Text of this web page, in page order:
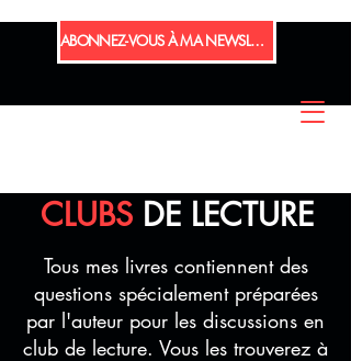
ABONNEZ-VOUS À MA NEWSLETTER
CLUBSDE LECTURE
Tous mes livres contiennent des
questions spécialement préparées
par l'auteur pour les discussions en
club de lecture. Vous les trouverez à